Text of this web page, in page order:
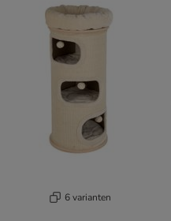
6 varianten